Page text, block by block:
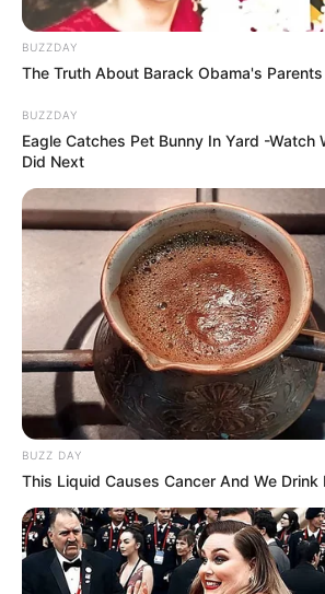
BUZZDAY
The Truth About Barack Obama's
BUZZDAY
Eagle Catches Pet Bunny In Yard -Watch
Did Next
BUZZ DAY
This Liquid Causes Cancer And We Drink